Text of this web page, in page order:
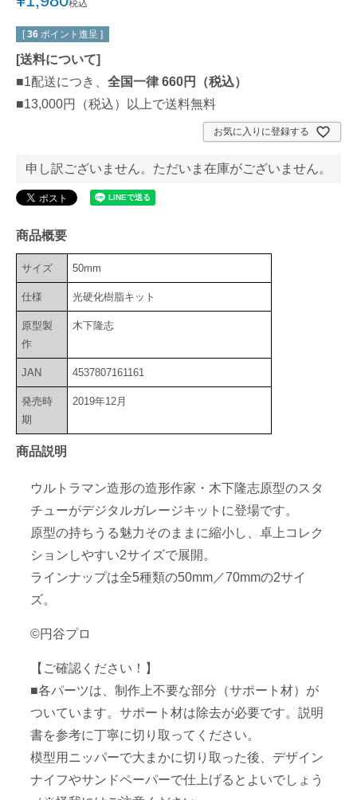
税込
[ 36 ポイント進呈 ]
[送料について]
■1配送につき、 全国一律 660円（税込）
■13,000円（税込）以上で送料無料
お気に入りに登録する
申し訳ございません。ただいま在庫がございません。
商品概要
サイズ 50mm
仕様 光硬化樹脂キット
原型製
作
木下隆志
JAN 4537807161161
発売時
期
2019年12月
商品説明
ウルトラマン造形の造形作家・木下隆志原型のスタ
チューがデジタルガレージキットに登場です。
原型の持ちうる魅力そのままに縮小し、卓上コレク
ションしやすい2サイズで展開。
ラインナップは全5種類の50mm／70mmの2サイ
ズ。
©円谷プロ
【ご確認ください！】
■各パーツは、制作上不要な部分（サポート材）が
ついています。サポート材は除去が必要です。説明
書を参考に丁寧に切り取ってください。
模型用ニッパーで大まかに切り取った後、デザイン
ナイフやサンドペーパーで仕上げるとよいでしょう